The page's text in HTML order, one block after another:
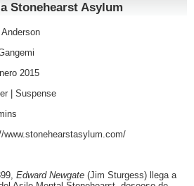
Crear cuenta
Stonehearst Asylum
Anderson
2015
Suspense
www.stonehearstasylum.com/
Edward Newgate (Jim Sturgess) llega a